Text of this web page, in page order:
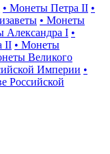
• Монеты Петра II •
• Монеты
Александра I •
II • Монеты
Великого
Империи •
Российской